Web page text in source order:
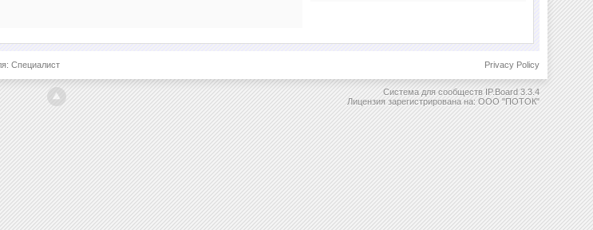
Специалист Privacy Policy
Система для сообществ IP.Board 3.3.4
Лицензия зарегистрирована на: ООО "ПОТОК"